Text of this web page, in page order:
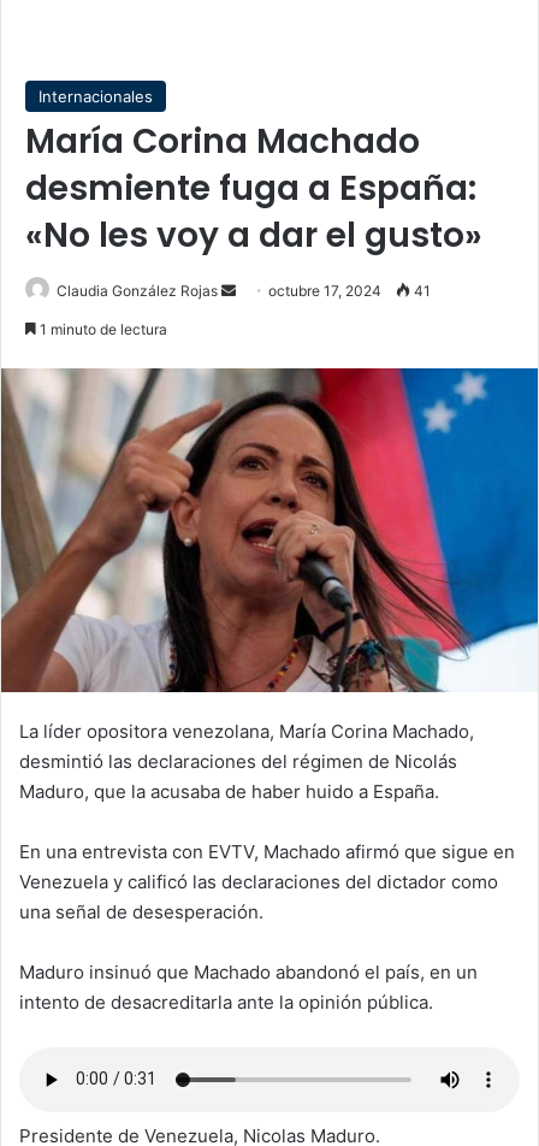
Internacionales
María Corina Machado
desmiente fuga a España:
«No les voy a dar el gusto»
Claudia González Rojas
Sendoctubre 17, 2024 41
1 minuto de lectura
La líder opositora venezolana, María Corina Machado,
desmintió las declaraciones del régimen de Nicolás
Maduro, que la acusaba de haber huido a España.
En una entrevista con EVTV, Machado afirmó que sigue en
Venezuela y calificó las declaraciones del dictador como
una señal de desesperación.
Maduro insinuó que Machado abandonó el país, en un
intento de desacreditarla ante la opinión pública.
Presidente de Venezuela, Nicolas Maduro.